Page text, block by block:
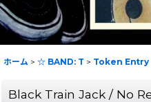
ホーム > ☆ BAND: T > Token Entry
Black Train Jack / No